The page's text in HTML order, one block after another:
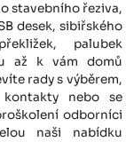
stavebního řeziva,
desek, sibiřského
palubek
až k vám domů
rady s výběrem,
nebo se
odborníci
naši nabídku